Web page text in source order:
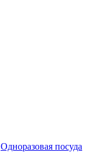
Одноразовая посуда